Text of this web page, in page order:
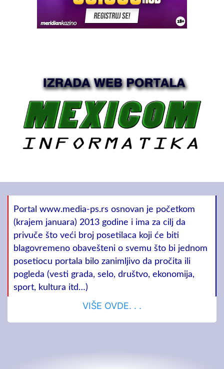
Portal www.media-ps.rs osnovan je početkom
(krajem januara) 2013 godine i ima za cilj da
privuče što veći broj posetilaca koji će biti
blagovremeno obavešteni o svemu što bi jednom
posetiocu portala bilo zanimljivo da pročita ili
pogleda (vesti grada, selo, društvo, ekonomija,
sport, kultura itd…)
VIŠE OVDE. . .